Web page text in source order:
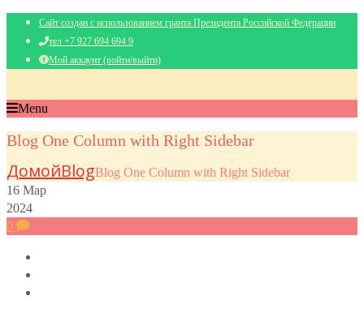
Сайт создан с использованием гранта Президента Российской Федерации
тел +7 927 694 694 9
Мой аккаунт (войти/выйти)
Menu
Blog One Column with Right Sidebar
ДомойBlogBlog One Column with Right Sidebar
16 Мар
2024
0